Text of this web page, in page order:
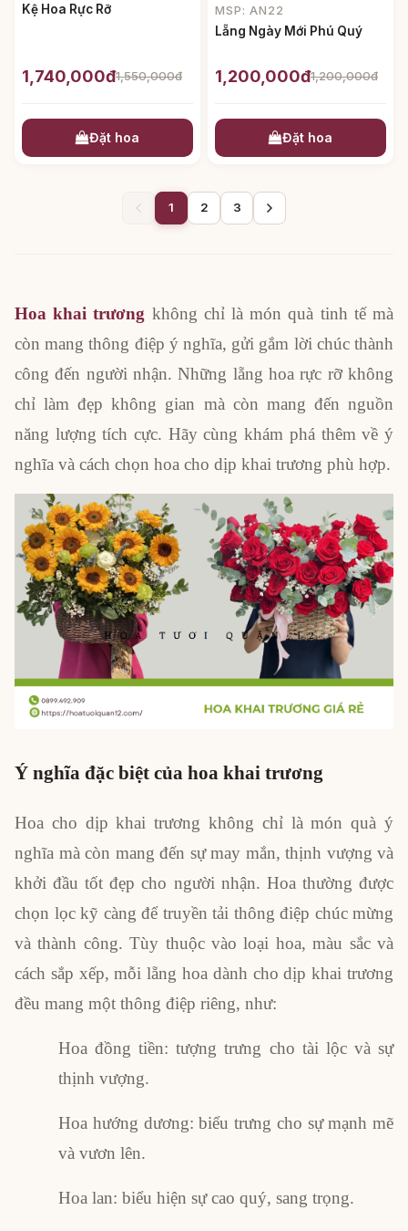
Kệ Hoa Rực Rỡ
1,740,000đ1,550,000đ
Đặt hoa
MSP: AN22
Lẵng Ngày Mới Phú Quý
1,200,000đ1,200,000đ
Đặt hoa
1 2 3
Hoa khai trương không chỉ là món quà tinh tế mà
còn mang thông điệp ý nghĩa, gửi gắm lời chúc thành
công đến người nhận. Những lẵng hoa rực rỡ không
chỉ làm đẹp không gian mà còn mang đến nguồn
năng lượng tích cực. Hãy cùng khám phá thêm về ý
nghĩa và cách chọn hoa cho dịp khai trương phù hợp.
Ý nghĩa đặc biệt của hoa khai trương
Hoa cho dịp khai trương không chỉ là món quà ý
nghĩa mà còn mang đến sự may mắn, thịnh vượng và
khởi đầu tốt đẹp cho người nhận. Hoa thường được
chọn lọc kỹ càng để truyền tải thông điệp chúc mừng
và thành công. Tùy thuộc vào loại hoa, màu sắc và
cách sắp xếp, mỗi lẵng hoa dành cho dịp khai trương
đều mang một thông điệp riêng, như:
Hoa đồng tiền: tượng trưng cho tài lộc và sự
thịnh vượng.
Hoa hướng dương: biểu trưng cho sự mạnh mẽ
và vươn lên.
Hoa lan: biểu hiện sự cao quý, sang trọng.